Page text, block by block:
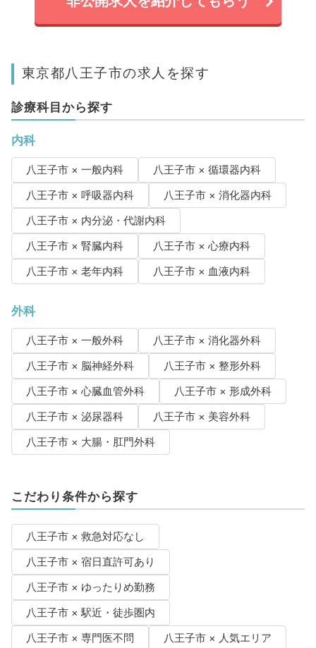
東京都八王子市の求人を探す
診療科目から探す
内科
八王子市 × 一般内科
八王子市 × 循環器内科
八王子市 × 呼吸器内科
八王子市 × 消化器内科
八王子市 × 内分泌・代謝内科
八王子市 × 腎臓内科
八王子市 × 心療内科
八王子市 × 老年内科
八王子市 × 血液内科
外科
八王子市 × 一般外科
八王子市 × 消化器外科
八王子市 × 脳神経外科
八王子市 × 整形外科
八王子市 × 心臓血管外科
八王子市 × 形成外科
八王子市 × 泌尿器科
八王子市 × 美容外科
八王子市 × 大腸・肛門外科
こだわり条件から探す
八王子市 × 救急対応なし
八王子市 × 宿日直許可あり
八王子市 × ゆったりめ勤務
八王子市 × 駅近・徒歩圏内
八王子市 × 専門医不問
八王子市 × 人気エリア